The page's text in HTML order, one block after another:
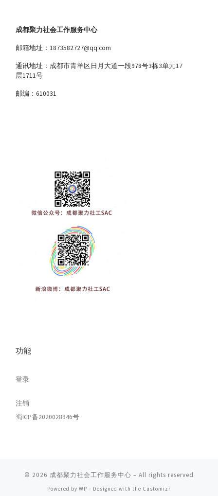
成都聚力社会工作服务中心
邮箱地址：1873582727@qq.com
通讯地址：成都市青羊区日月大道一段978号3栋3单元17
层1711号
邮编：610031
功能
登录
注销
蜀ICP备2020028946号
© 2026 成都聚力社会工作服务中心 – All rights reserved
Powered by WP – Designed with the Customizr